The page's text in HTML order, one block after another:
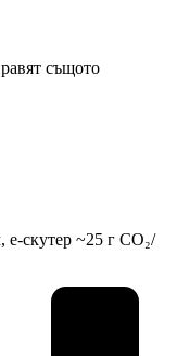
същото
скутер ~25 г CO₂/